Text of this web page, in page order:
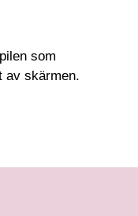
som
av skärmen.